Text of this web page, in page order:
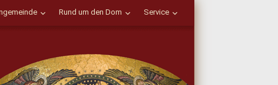
Rund um den Dom Service